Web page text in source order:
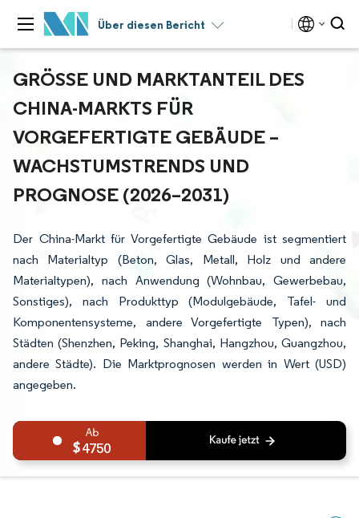
Über diesen Bericht
GRÖSSE UND MARKTANTEIL DES C
HINA-MARKTS FÜR V
ORGEFERTIGTE GEBÄUDE – W
ACHSTUMSTRENDS UND P
ROGNOSE (2026–2031)
Der China-Markt für Vorgefertigte Gebäude ist segmentiert
nach Materialtyp (Beton, Glas, Metall, Holz und andere
Materialtypen), nach Anwendung (Wohnbau, Gewerbebau,
Sonstiges), nach Produkttyp (Modulgebäude, Tafel- und
Komponentensysteme, andere Vorgefertigte Typen), nach
Städten (Shenzhen, Peking, Shanghai, Hangzhou, Guangzhou,
andere Städte). Die Marktprognosen werden in Wert (USD)
angegeben.
4750